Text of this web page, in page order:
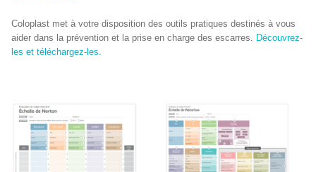
Coloplast met à votre disposition des outils pratiques destinés à vous
aider dans la prévention et la prise en charge des escarres.
Découvrez-
les et téléchargez-les.